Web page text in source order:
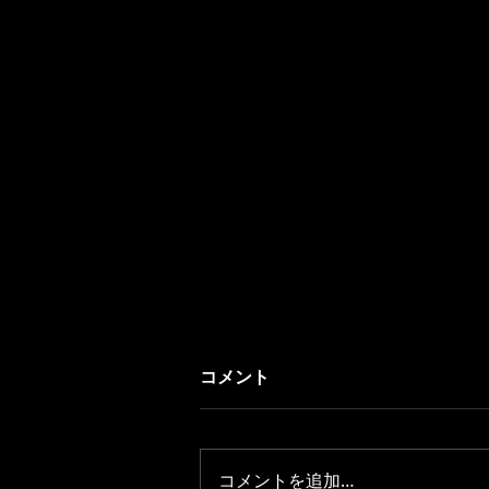
コメント
コメントを追加…